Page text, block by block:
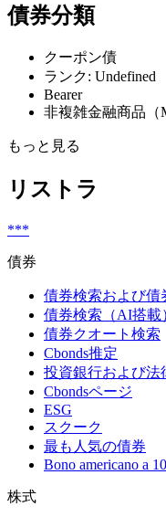
債券分類
クーポン債
ランク: Undefined
Bearer
非複雑金融商品（
もっと見る
リストラ
***
債券
債券検索および債
債券検索（AI搭載
債券クオート検索
Cbonds推定
投資銀行および法
Cbondsページ
ESG
スクーク
最も人気の債券
Bono americano a
株式